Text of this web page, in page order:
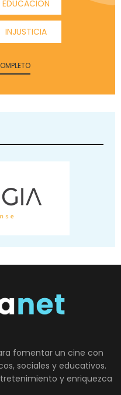
EDUCACIÓN
INJUSTICIA
fomentar un cine con
sociales y educativos.
y enriquezca